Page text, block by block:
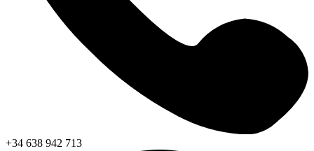
+34 638 942 713